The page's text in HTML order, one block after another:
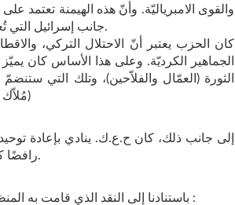
والقوى الامبرياليّة. وأنّ هذه الهيمنة تعتمد
جانب إسرائيل التي تُعتَبر ركيزة أساسيّة في الهيمنة الامبرياليّة على المنطقة.
كان الحزب يعتبر أنّ الاحتلال التركي،
الجماهير الكرديّة. وعلى هذا الأساس كان
الثورة (العمّال والفلاّحين)، وتلك التي
(مُلاّك
إلى جانب ذلك، كان ح.ع.ك. ينادي بإعادة
رافضًا كلّ مخطّطات حلّ المسألة الكرديّة ضمن الحدود الحاليّة.
باستنادنا إلى النقد الذي قامت به المنظمّات الشيوعية التركيّة، أكّدنا على جملة من النقاط :